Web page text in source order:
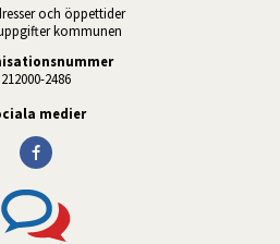
och öppettider
kommunen
212000-2486
medier